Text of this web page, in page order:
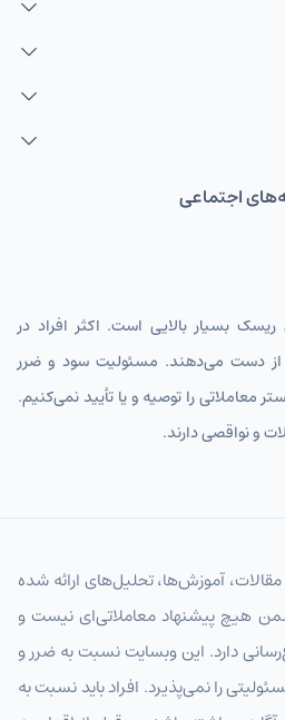
اجتماعی
ریسک بسیار بالایی است. اکثر افراد در
از دست می‌دهند. مسئولیت سود و ضرر
را توصیه و یا تأیید نمی‌کنیم.
و نواقصی دارند.
آموزش‌ها، تحلیل‌های ارائه شده
هیچ پیشنهاد معاملاتی‌ای نیست و
دارد. این وبسایت نسبت به ضرر و
را نمی‌پذیرد. افراد باید نسبت به